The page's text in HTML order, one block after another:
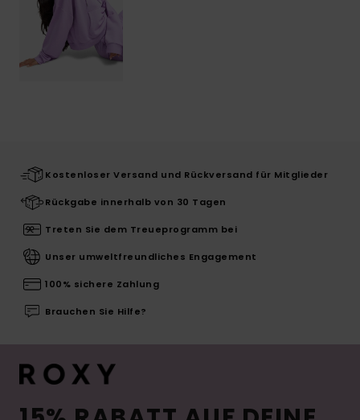
Kostenloser Versand und Rückversand für Mitglieder
Rückgabe innerhalb von 30 Tagen
Treten Sie dem Treueprogramm bei
Unser umweltfreundliches Engagement
100% sichere Zahlung
Brauchen Sie Hilfe?